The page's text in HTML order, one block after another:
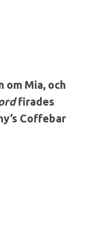
om Mia, och
firades
Coffebar